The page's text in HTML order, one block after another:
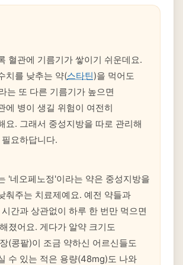
혈관에 기름기가 쌓이기 쉬운데요.
치를 낮추는 약(스타틴)을 먹어도
는 또 다른 기름기가 높으면
에 병이 생길 위험이 여전히
요. 그래서 중성지방을 따로 관리해
요하답니다.
'네오페노정'이라는 약은 중성지방을
춰주는 치료제예요. 예전 약들과
간과 상관없이 하루 한 번만 먹으면
졌어요. 게다가 알약 크기도
(콩팥)이 조금 약하신 어르신들도
수 있는 적은 용량(48mg)도 나와